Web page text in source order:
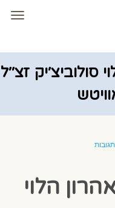
סולוביצ׳יק זצ׳׳ל
תגובות
הלוי